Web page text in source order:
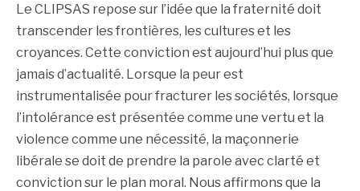
Le CLIPSAS repose sur l’idée que la fraternité doit
transcender les frontières, les cultures et les
croyances. Cette conviction est aujourd’hui plus que
jamais d’actualité. Lorsque la peur est
instrumentalisée pour fracturer les sociétés, lorsque
l’intolérance est présentée comme une vertu et la
violence comme une nécessité, la maçonnerie
libérale se doit de prendre la parole avec clarté et
conviction sur le plan moral. Nous affirmons que la